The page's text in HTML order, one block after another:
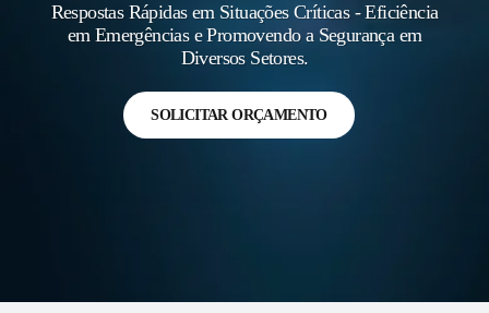
Respostas Rápidas em Situações Críticas - Eficiência
em Emergências e Promovendo a Segurança em
Diversos Setores.
SOLICITAR ORÇAMENTO